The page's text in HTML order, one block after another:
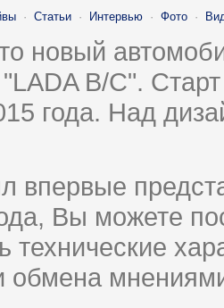
· Статьи · Интервью · Фото ·
новый
B/C".
года. Над
впервые
Вы можете
технические